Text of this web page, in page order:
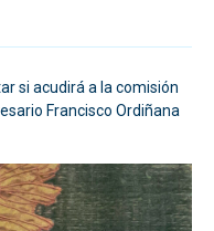
si acudirá a la comisión
Francisco Ordiñana